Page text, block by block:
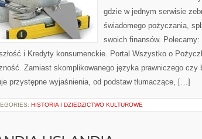
gdzie w jednym serwisie
świadomego pożyczania,
swoich finansów.
i Kredyty konsumenckie. Portal Wszystko o
Zamiast skomplikowanego języka prawniczego czy
przystępne wyjaśnienia, od podstaw tłumaczące, […]
HISTORIA I DZIEDZICTWO KULTUROWE